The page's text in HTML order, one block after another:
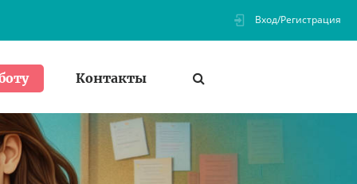
Вход/Регистрация
Контакты